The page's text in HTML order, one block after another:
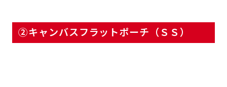
②キャンバスフラットポーチ（ＳＳ）